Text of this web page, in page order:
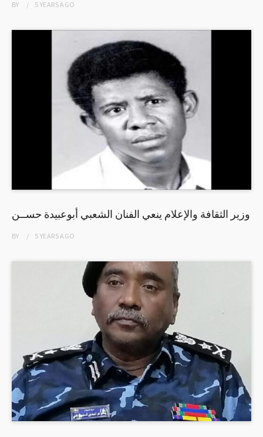
BY 5 YEARSAGO
وزير الثقافة والإعلام ينعي الفنان الشعبي أبوعبيدة حســن
BY 5 YEARSAGO